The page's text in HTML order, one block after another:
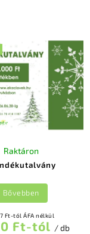
Raktáron
Ft-tól ÁFA nélkül
Ft-tól / db
Bővebben